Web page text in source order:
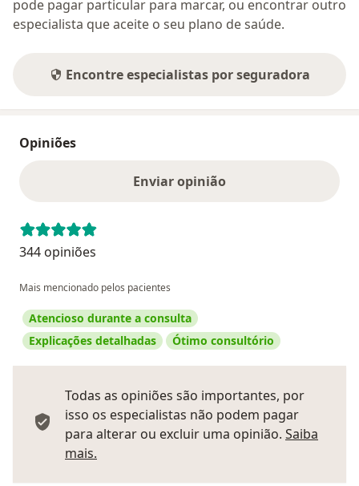
pode pagar particular para marcar, ou encontrar outro
especialista que aceite o seu plano de saúde.
Encontre especialistas por seguradora
Opiniões
Enviar opinião
344 opiniões
Mais mencionado pelos pacientes
Atencioso durante a consulta
Explicações detalhadas
Ótimo consultório
Todas as opiniões são importantes, por
isso os especialistas não podem pagar
para alterar ou excluir uma opinião. Saiba
mais.